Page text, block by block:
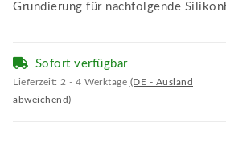
Grundierung für nachfolgende
Sofort verfügbar
Lieferzeit: 2 - 4 Werktage (DE - Ausland
abweichend)